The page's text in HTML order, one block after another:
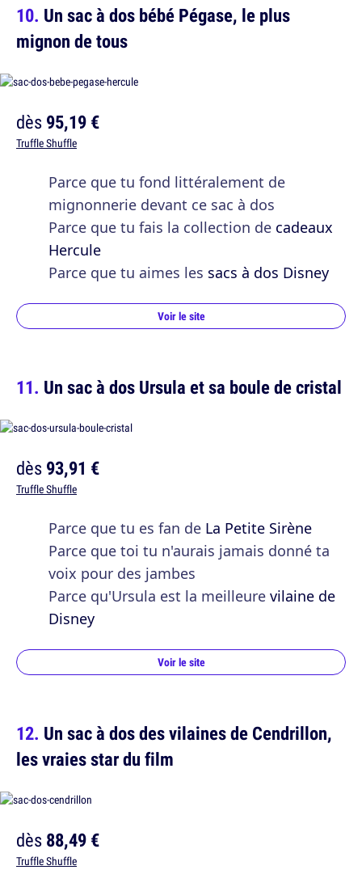
Un sac à dos bébé Pégase, le plus
mignon de tous
dès95,19 €
Truffle Shuffle
Parce que tu fond littéralement de
mignonnerie devant ce sac à dos
Parce que tu fais la collection de cadeaux
Hercule
Parce que tu aimes les sacs à dos Disney
Voir le site
Un sac à dos Ursula et sa boule de cristal
dès93,91 €
Truffle Shuffle
Parce que tu es fan de La Petite Sirène
Parce que toi tu n'aurais jamais donné ta
voix pour des jambes
Parce qu'Ursula est la meilleure vilaine de
Disney
Voir le site
Un sac à dos des vilaines de Cendrillon,
les vraies star du film
dès88,49 €
Truffle Shuffle